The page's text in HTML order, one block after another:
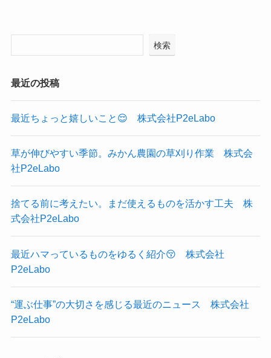
検索
最近の投稿
最近ちょっと嬉しいこと😌 株式会社P2eLabo
草が伸びやすい季節。みかん農園の草刈り作業 株式会
社P2eLabo
捨てる前に考えたい。まだ使えるものを活かす工夫 株
式会社P2eLabo
最近ハマっているものをゆるく紹介😚 株式会社
P2eLabo
“運ぶ仕事”の大切さを感じる最近のニュース 株式会社
P2eLabo